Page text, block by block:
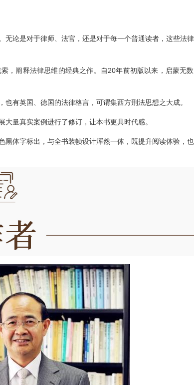
论是对于律师、法官，还是对于每一个普通读者，这些法律
，阐释法律思维的经典之作。自20年前初版以来，启蒙无
有英国、德国的法律格言，可谓集西方刑法思想之大成。
量真实案例进行了修订，让本书更具时代感。
体字标出，与全书装帧设计浑然一体，既提升阅读体验，